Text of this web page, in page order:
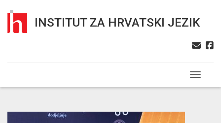
INSTITUT ZA HRVATSKI JEZIK
Toggle